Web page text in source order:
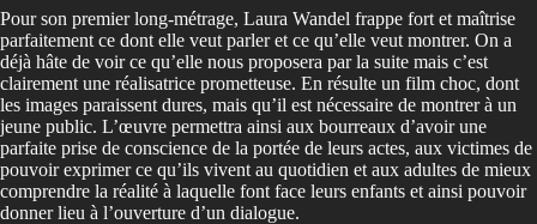
Pour son premier long-métrage, Laura Wandel frappe fort et maîtrise
parfaitement ce dont elle veut parler et ce qu’elle veut montrer. On a
déjà hâte de voir ce qu’elle nous proposera par la suite mais c’est
clairement une réalisatrice prometteuse. En résulte un film choc, dont
les images paraissent dures, mais qu’il est nécessaire de montrer à un
jeune public. L’œuvre permettra ainsi aux bourreaux d’avoir une
parfaite prise de conscience de la portée de leurs actes, aux victimes de
pouvoir exprimer ce qu’ils vivent au quotidien et aux adultes de mieux
comprendre la réalité à laquelle font face leurs enfants et ainsi pouvoir
donner lieu à l’ouverture d’un dialogue.